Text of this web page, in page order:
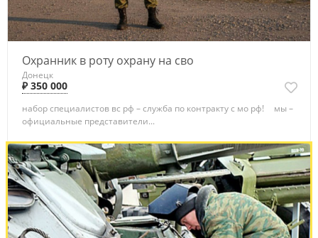
Охранник в роту охрану на сво
Донецк
₽ 350 000
набор специалистов вс рф – служба по контракту с мо рф! мы –
официальные представители...